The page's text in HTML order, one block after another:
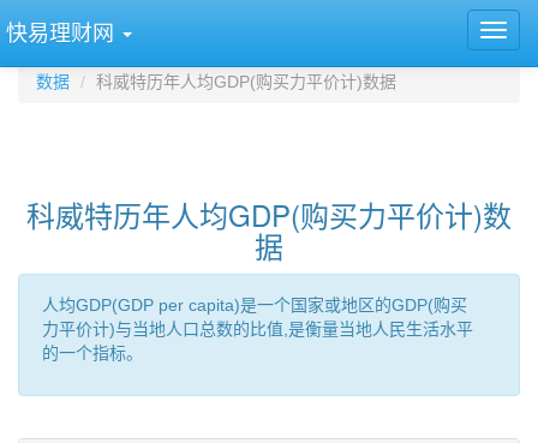
快易理财网
数据 科威特历年人均GDP(购买力平价计)数据
科威特历年人均GDP(购买力平价计)数
据
人均GDP(GDP per capita)是一个国家或地区的GDP(购买
力平价计)与当地人口总数的比值,是衡量当地人民生活水平
的一个指标。